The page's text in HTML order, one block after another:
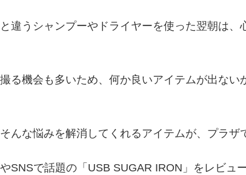
違うシャンプーやドライヤーを使った翌朝は、
る機会も多いため、何か良いアイテムが出ない
んな悩みを解消してくれるアイテムが、プラザ
SNSで話題の「USB SUGAR IRON」をレビュ